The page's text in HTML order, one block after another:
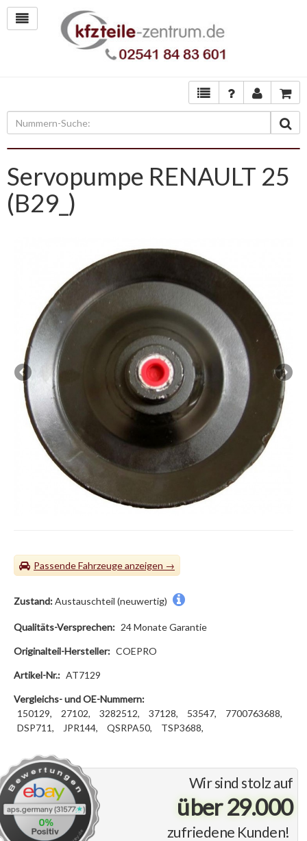
Servopumpe RENAULT 25
(B29_)
Passende Fahrzeuge
Wir sind stolz auf
über 29.000
zufriedene Kunden!
Zustand:Austauschteil (neuwertig)
Qualitäts-Versprechen: 24 Monate Garantie
Originalteil-Hersteller: COEPRO
Artikel-Nr.: AT7129
Vergleichs- und OE-Nummern:
150129,
27102, 3282512, 37128, 53547,
7700763688,
DSP711,
JPR144, QSRPA50, TSP3688,